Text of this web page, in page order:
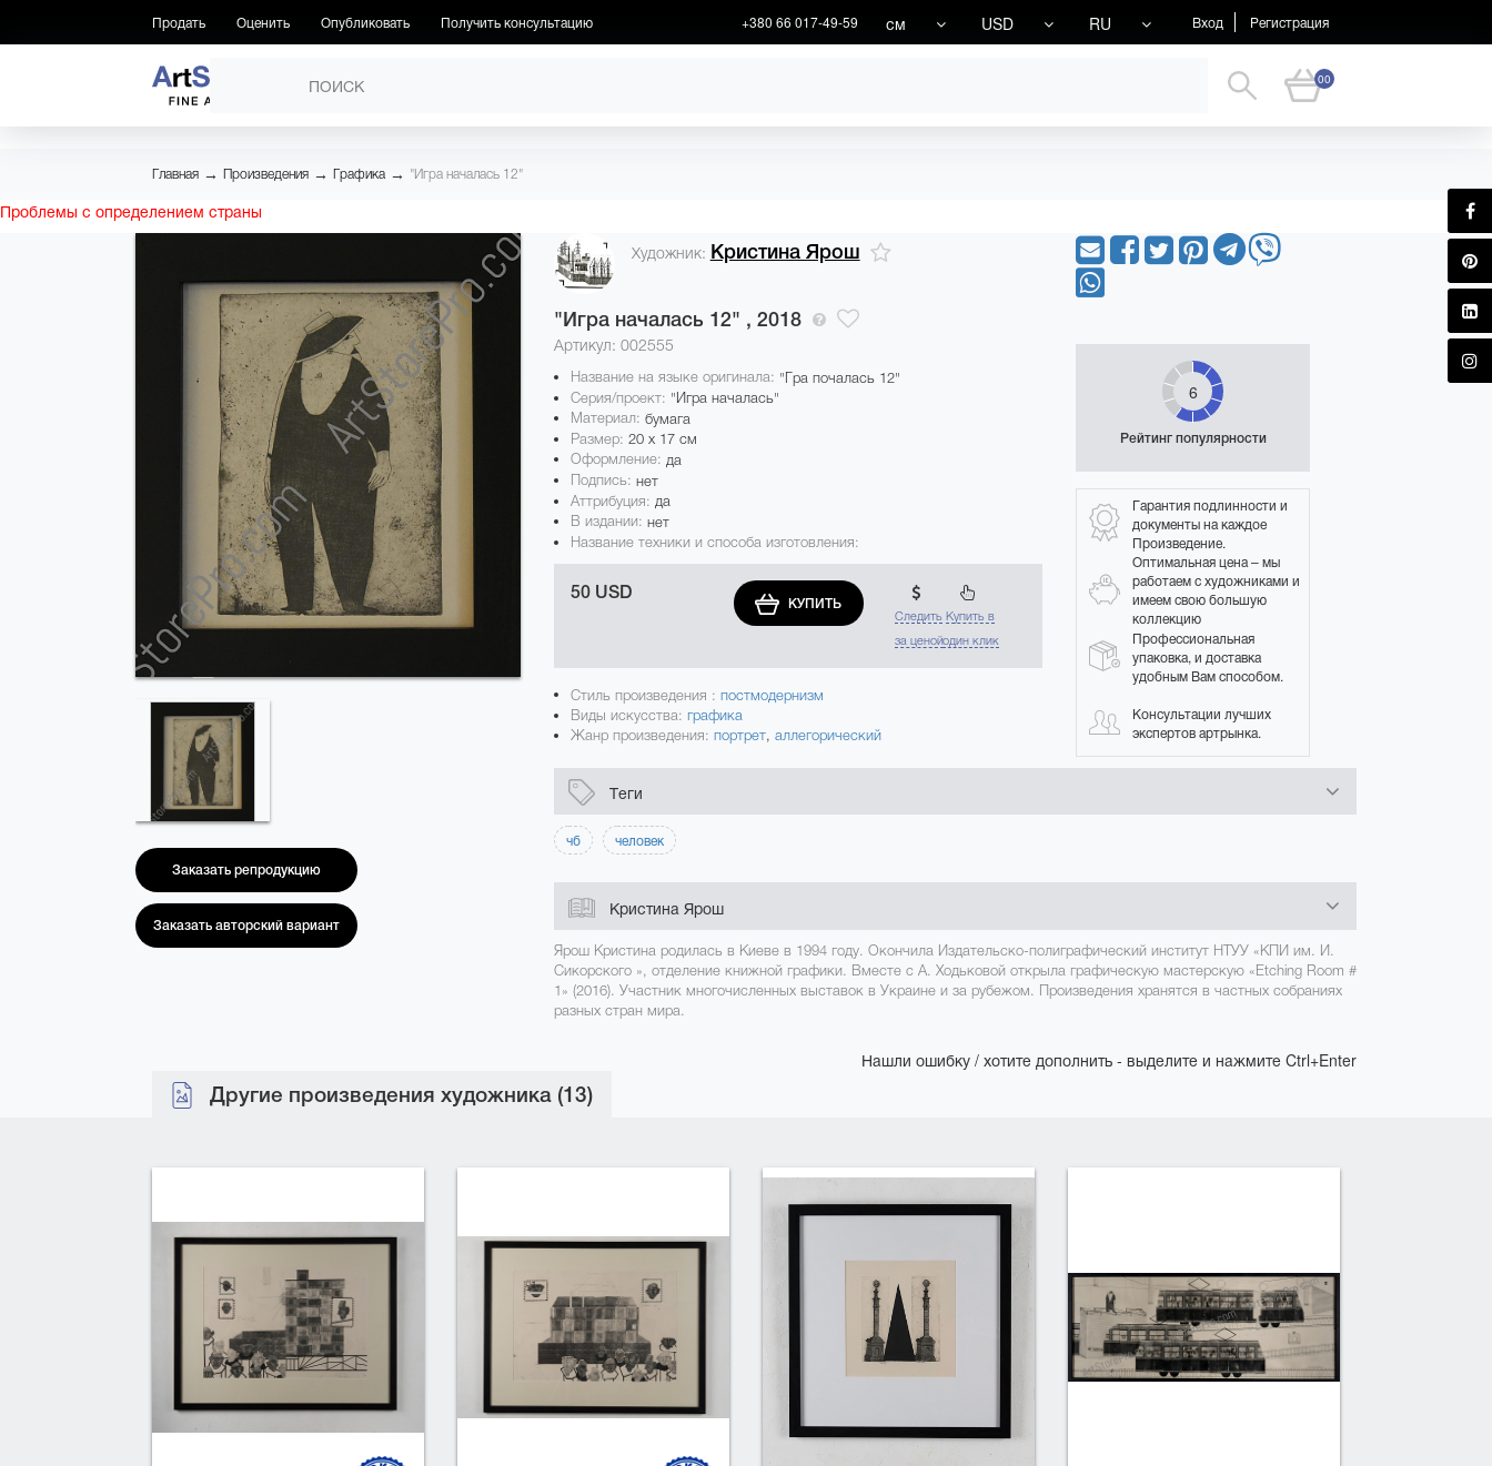
Продать Оценить Опубликовать Получить консультацию Вход Регистрация
+380 66 017-49-59 см USD RU
00
ПРОИЗВЕДЕНИЯ
Главная → Произведения → Графика → "Игра началась 12"
Проблемы с определением страны
Заказать репродукцию
Заказать авторский вариант
Художник: Кристина Ярош
"Игра началась 12" , 2018
Артикул: 002555
Название на языке оригинала: "Гра почалась 12"
Серия/проект: "Игра началась"
Материал: бумага
Размер: 20 x 17 см
Оформление: да
Подпись: нет
Аттрибуция: да
В издании: нет
Название техники и способа изготовления:
50 USD
КУПИТЬ
Следить
за ценой
Купить в
один клик
Стиль произведения : постмодернизм
Виды искусства: графика
Жанр произведения: портрет, аллегорический
6
Рейтинг популярности
Гарантия подлинности и
документы на каждое
Произведение.
Оптимальная цена – мы
работаем с художниками и
имеем свою большую
коллекцию
Профессиональная
упаковка, и доставка
удобным Вам способом.
Консультации лучших
экспертов артрынка.
Теги
чб человек
Кристина Ярош
Ярош Кристина родилась в Киеве в 1994 году. Окончила Издательско-полиграфический институт НТУУ «КПИ им. И.
Сикорского », отделение книжной графики. Вместе с А. Ходьковой открыла графическую мастерскую «Etching Room #
1» (2016). Участник многочисленных выставок в Украине и за рубежом. Произведения хранятся в частных собраниях
разных стран мира.
Нашли ошибку / хотите дополнить - выделите и нажмите Ctrl+Enter
Другие произведения художника (13)